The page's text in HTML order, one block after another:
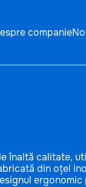
companie
înaltă calitate,
din oțel